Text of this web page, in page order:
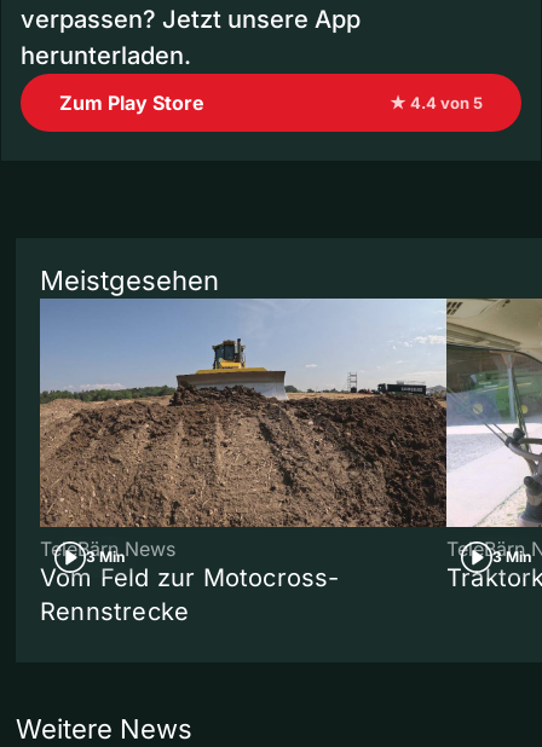
verpassen? Jetzt unsere App
herunterladen.
Zum Play Store ★ 4.4 von 5
Meistgesehen
3 Min
TeleBärn News
Vom Feld zur Motocross-
Rennstrecke
3 Min
TeleBärn
Weitere News